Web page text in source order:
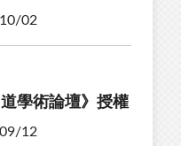
02
學術論壇》授權
12